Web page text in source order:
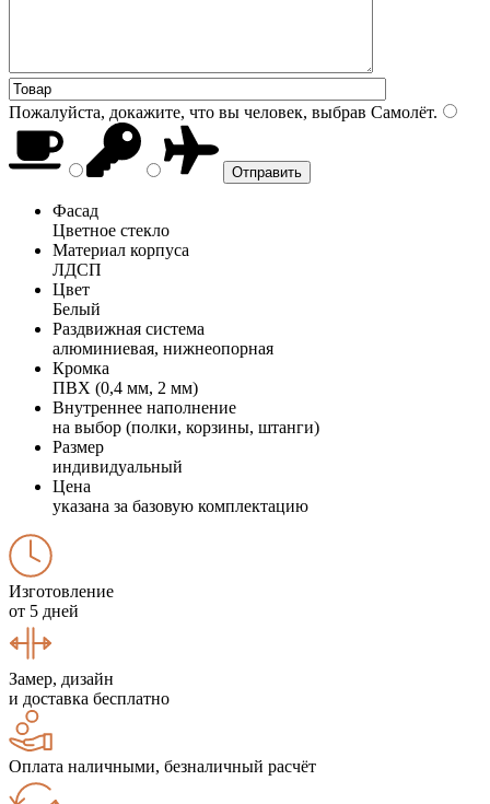
Пожалуйста, докажите, что вы человек, выбрав Самолёт.
Фасад
Цветное стекло
Материал корпуса
ЛДСП
Цвет
Белый
Раздвижная система
алюминиевая, нижнеопорная
Кромка
ПВХ (0,4 мм, 2 мм)
Внутреннее наполнение
на выбор (полки, корзины, штанги)
Размер
индивидуальный
Цена
указана за базовую комплектацию
Изготовление
от 5 дней
Замер, дизайн
и доставка бесплатно
Оплата наличными, безналичный расчёт